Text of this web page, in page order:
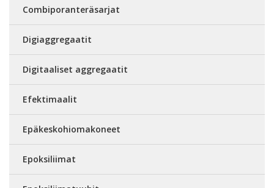
Combiporanteräsarjat
Digiaggregaatit
Digitaaliset aggregaatit
Efektimaalit
Epäkeskohiomakoneet
Epoksiliimat